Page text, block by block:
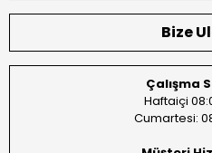
Bize
Çalışma
Haftaiçi
Cumartesi: